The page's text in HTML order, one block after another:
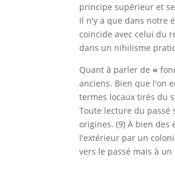
principe supérieur et
Il n'y a que dans notre
coïncide avec celui du
dans un nihilisme
Quant à parler de «
anciens. Bien que l'on
termes locaux tirés du
Toute lecture du
origines. (9) À bien
l'extérieur par un
vers le passé mais à